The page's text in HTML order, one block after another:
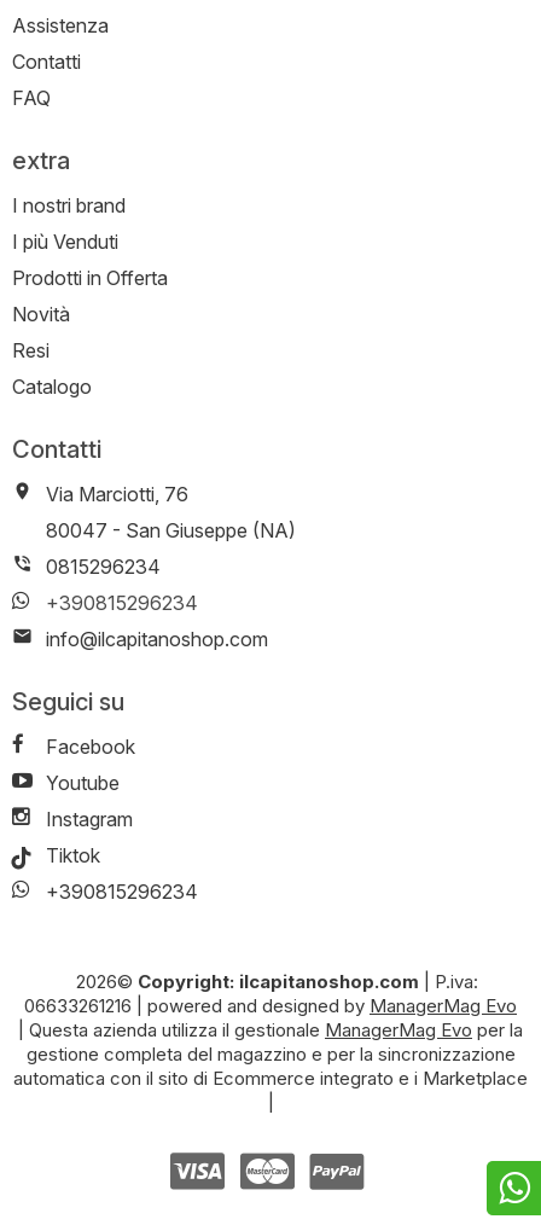
Assistenza
Contatti
FAQ
extra
I nostri brand
I più Venduti
Prodotti in Offerta
Novità
Resi
Catalogo
Contatti
Via Marciotti, 76
-
80047 - San Giuseppe (NA)
0815296234
+390815296234
info@ilcapitanoshop.com
Seguici su
Facebook
Youtube
Instagram
Tiktok
+390815296234
2026© Copyright: ilcapitanoshop.com
P.iva:
06633261216
powered and designed by ManagerMag Evo
| Questa azienda utilizza il gestionale ManagerMag Evo per la
gestione completa del magazzino e per la sincronizzazione
automatica con il sito di Ecommerce integrato e i Marketplace